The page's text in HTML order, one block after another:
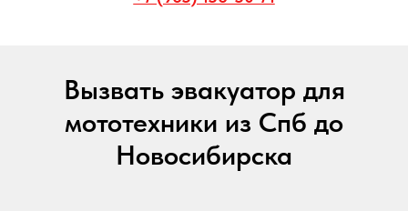
Вызвать эвакуатор для
мототехники из Спб до
Новосибирска